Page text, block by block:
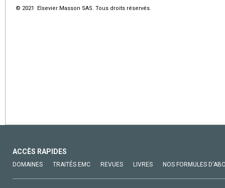
© 2021 Elsevier Masson SAS. Tous droits réservés.
ACCÈS RAPIDES
DOMAINES TRAITÉS EMC REVUES LIVRES NOS FORMULES